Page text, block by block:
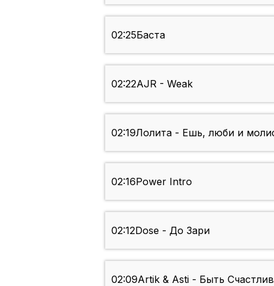
02:25Баста
02:22AJR - Weak
02:19Лолита - Ешь, люби и
02:16Power Intro
02:12Dose - До Зари
02:09Artik & Asti - Быть